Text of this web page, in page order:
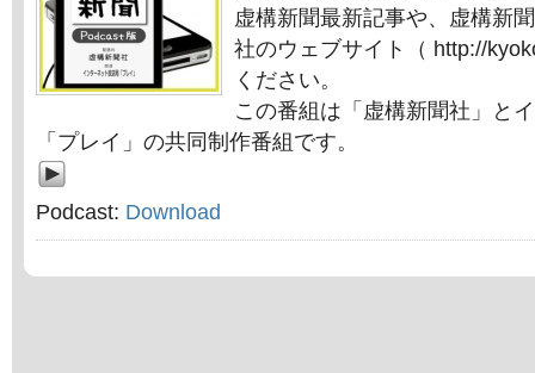
虚構新聞最新記事や、虚構新
社のウェブサイト（ http://
ください。
この番組は「虚構新聞社」と
「プレイ」の共同制作番組です。
Podcast: Download